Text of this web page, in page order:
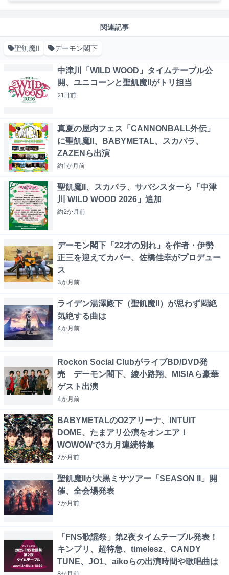
関連記事
聖飢魔II デーモン閣下
中津川「WILD WOOD」タイムテーブル公
開、ユニコーンと聖飢魔IIがトリ担当
21日前
真夏の屋内フェス「CANNONBALL外伝」
に聖飢魔II、BABYMETAL、スカパラ、
ZAZENら出演
約1か月前
聖飢魔II、スカパラ、サバシスターら「中津
川 WILD WOOD 2026」追加
約2か月前
デーモン閣下「22才の別れ」を作者・伊勢
正三を迎えてカバー、佐橋佳幸がプロデュー
ス
3か月前
ライデン湯澤殿下（聖飢魔II）が思わず悶絶
気絶する曲は
4か月前
Rockon Social ClubがライブBD/DVD発
売 デーモン閣下、綾小路翔、MISIAら豪華
ゲスト出演
4か月前
BABYMETALのO2アリーナ、INTUIT
DOME、たまアリ公演をオンエア！
WOWOWで3カ月連続特集
7か月前
聖飢魔IIが大黒ミサツアー「SEASON II」開
催、全会場発表
7か月前
「FNS歌謡祭」第2夜タイムテーブル発表！
キンプリ、超特急、timelesz、CANDY
TUNE、JO1、aikoらの出演時間や歌唱曲は